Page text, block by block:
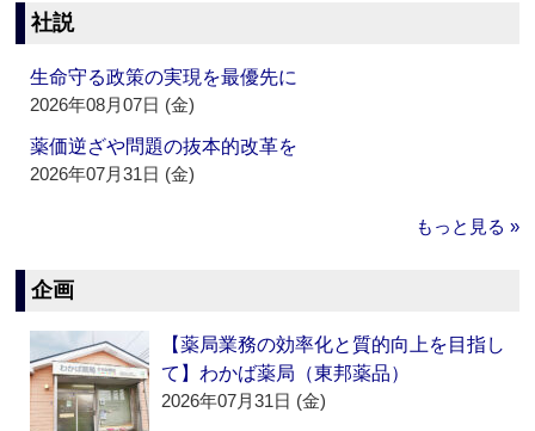
社説
生命守る政策の実現を最優先に
2026年08月07日 (金)
薬価逆ざや問題の抜本的改革を
2026年07月31日 (金)
もっと見る »
企画
【薬局業務の効率化と質的向上を目指し
て】わかば薬局（東邦薬品）
2026年07月31日 (金)